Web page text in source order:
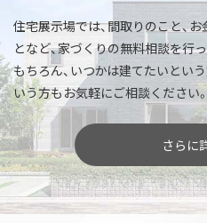
住宅展示場では、間取りのこと、お
となど、家づくりの無料相談を行っ
もちろん、いつかは建てたいという
いう方もお気軽にご相談ください。
さらに